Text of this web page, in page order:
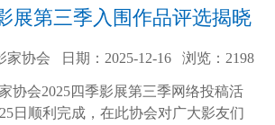
展第三季入围作品评选揭晓
家协会 日期：2025-12-16 浏览： 2198
协会2025四季影展第三季网络投稿活
日顺利完成，在此协会对广大影友们